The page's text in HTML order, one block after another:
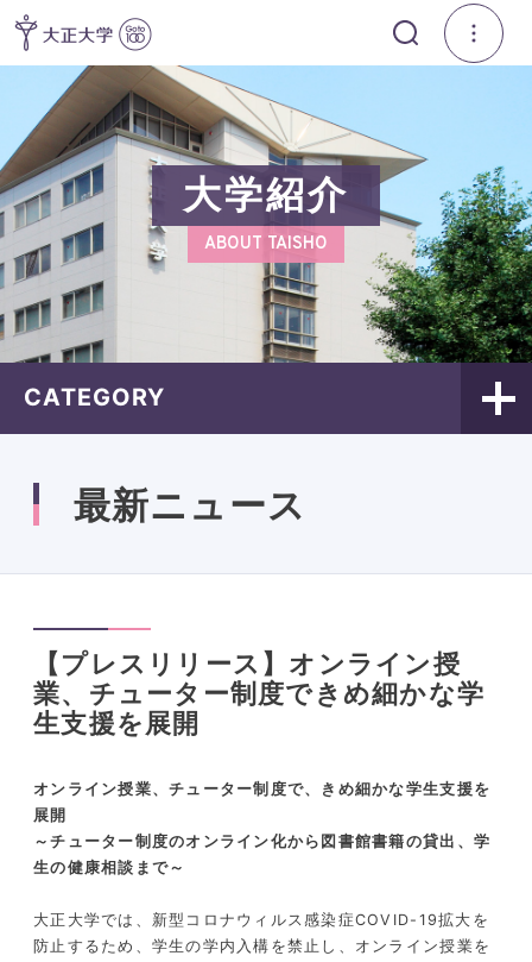
大学紹介
ABOUT TAISHO
CATEGORY
最新ニュース
【プレスリリース】オンライン授
業、チューター制度できめ細かな学
生支援を展開
オンライン授業、チューター制度で、きめ細かな学生支援を
展開
～チューター制度のオンライン化から図書館書籍の貸出、学
生の健康相談まで～
大正大学では、新型コロナウィルス感染症COVID-19拡大を
防止するため、学生の学内入構を禁止し、オンライン授業を